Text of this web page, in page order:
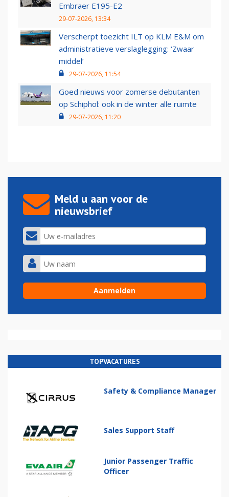
Embraer E195-E2
29-07-2026, 13:34
Verscherpt toezicht ILT op KLM E&M om
administratieve verslaglegging: ‘Zwaar
middel’
29-07-2026, 11:54
Goed nieuws voor zomerse debutanten
op Schiphol: ook in de winter alle ruimte
29-07-2026, 11:20
Meld u aan voor de
nieuwsbrief
TOPVACATURES
Safety & Compliance Manager
Sales Support Staff
Junior Passenger Traffic
Officer